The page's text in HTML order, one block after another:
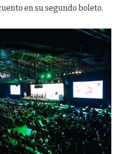
en su segundo boleto.